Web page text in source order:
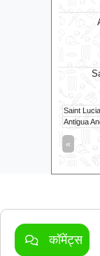
Saint
Antigua
«
कॉमेंट्स